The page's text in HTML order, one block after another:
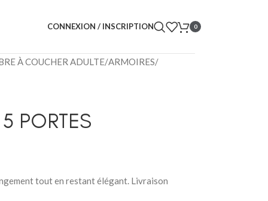
CONNEXION / INSCRIPTION 0
À COUCHER ADULTE/ARMOIRES/
PORTES
tout en restant élégant. Livraison